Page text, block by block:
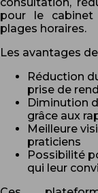
consultation,
pour le
plages horaires.
Les avantages
Réduction
prise de
Diminution
grâce aux
Meilleure
praticiens
Possibilité
qui leur